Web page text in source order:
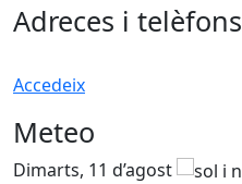
Adreces i telèfons
Accedeix
Meteo
Dimarts, 11 d’agost